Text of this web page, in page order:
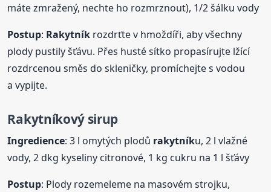
máte zmražený, nechte ho rozmrznout), 1/2 šálku vody
Postup: Rakytník rozdrťte v hmoždíři, aby všechny
plody pustily šťávu. Přes husté sítko propasírujte lžící
rozdrcenou směs do skleničky, promíchejte s vodou
a vypijte.
Rakytníkový sirup
Ingredience: 3 l omytých plodů rakytníku, 2 l vlažné
vody, 2 dkg kyseliny citronové, 1 kg cukru na 1 l šťávy
Postup: Plody rozemeleme na masovém strojku,